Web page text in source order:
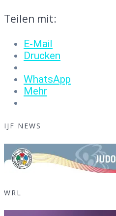
Teilen mit:
E-Mail
Drucken
WhatsApp
Mehr
IJF NEWS
WRL